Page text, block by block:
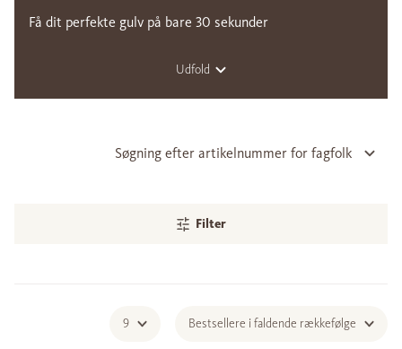
Få dit perfekte gulv på bare 30 sekunder
Udfold
Søgning efter artikelnummer for fagfolk
Filter
9 Bestsellere i faldende rækkefølge